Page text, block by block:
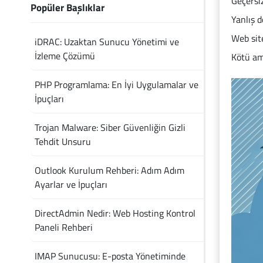
Yanlış
Web
Kötü
Popüler Başlıklar
iDRAC: Uzaktan Sunucu Yönetimi ve
İzleme Çözümü
PHP Programlama: En İyi Uygulamalar ve
İpuçları
Trojan Malware: Siber Güvenliğin Gizli
Tehdit Unsuru
Outlook Kurulum Rehberi: Adım Adım
Ayarlar ve İpuçları
DirectAdmin Nedir: Web Hosting Kontrol
Paneli Rehberi
IMAP Sunucusu: E-posta Yönetiminde